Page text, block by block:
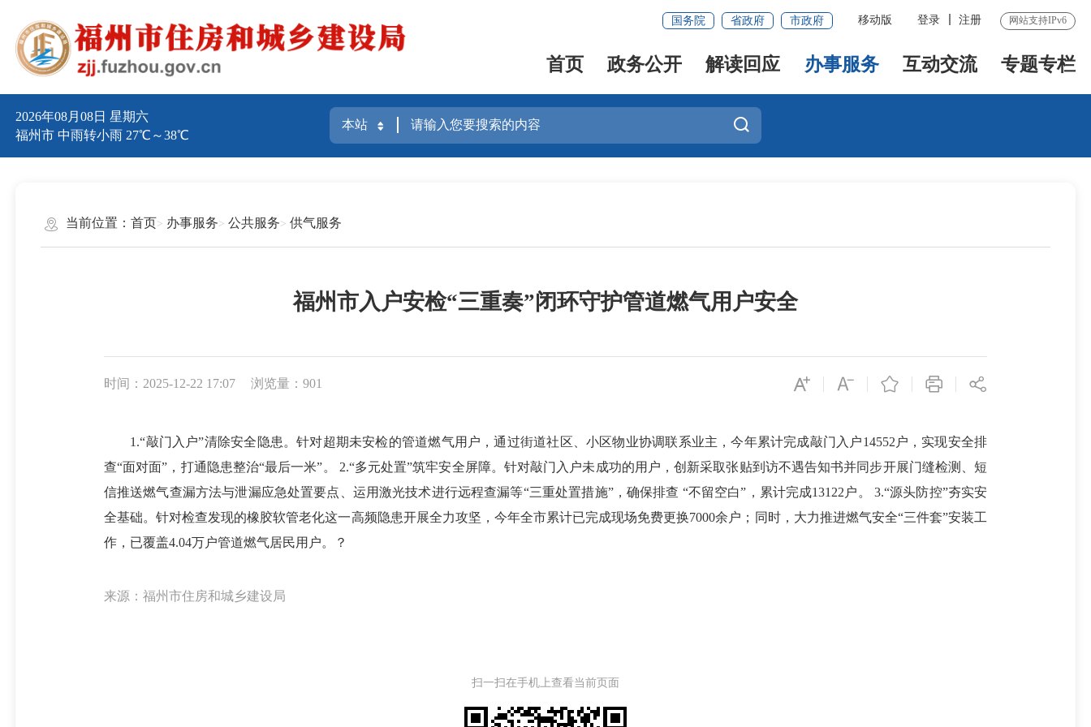
国务院 省政府 市政府 移动版 登录 注册 网站支持IPv6
首页 政务公开 解读回应 办事服务 互动交流 专题专栏
2026年08月08日 星期六
福州市 中雨转小雨 27℃～38℃
当前位置： 首页 办事服务 公共服务 供气服务
福州市入户安检“三重奏”闭环守护管道燃气用户安全
时间：2025-12-22 17:07 浏览量：901
1.“敲门入户”清除安全隐患。针对超期未安检的管道燃气用户，通过街道社区、小区物业协调联系业主，今年累计完成敲门入户14552户，实现安全排
查“面对面”，打通隐患整治“最后一米”。 2.“多元处置”筑牢安全屏障。针对敲门入户未成功的用户，创新采取张贴到访不遇告知书并同步开展门缝检测、短
信推送燃气查漏方法与泄漏应急处置要点、运用激光技术进行远程查漏等“三重处置措施”，确保排查 “不留空白”，累计完成13122户。 3.“源头防控”夯实安
全基础。针对检查发现的橡胶软管老化这一高频隐患开展全力攻坚，今年全市累计已完成现场免费更换7000余户；同时，大力推进燃气安全“三件套”安装工
作，已覆盖4.04万户管道燃气居民用户。？
来源：福州市住房和城乡建设局
扫一扫在手机上查看当前页面